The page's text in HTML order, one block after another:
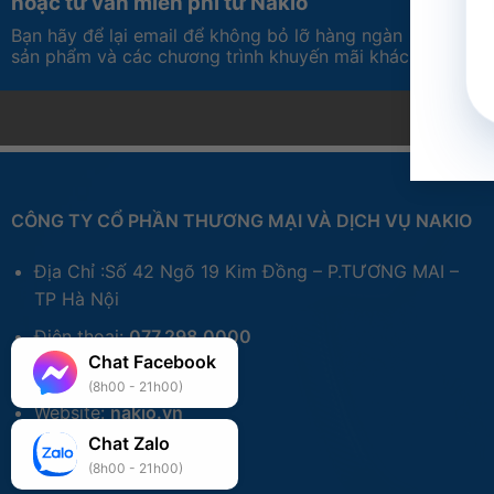
Bạn hãy để lại email để không bỏ lỡ hàng ngàn
sản phẩm và các chương trình khuyến mãi khác
CÔNG TY CỔ PHẦN THƯƠNG MẠI VÀ DỊCH VỤ NAKIO
Địa Chỉ :Số 42 Ngõ 19 Kim Đồng – P.TƯƠNG MAI –
TP Hà Nội
Điện thoại:077.298.0000
Zalo: 077.298.0000
Website:nakio.vn
Chat Facebook
(8h00 - 21h00)
Chat Zalo
(8h00 - 21h00)